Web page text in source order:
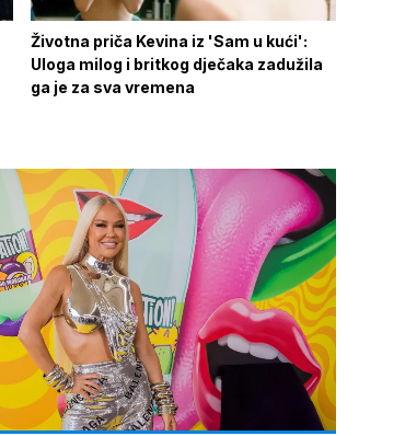
Životna priča Kevina iz 'Sam u kući':
Uloga milog i britkog dječaka zadužila
ga je za sva vremena